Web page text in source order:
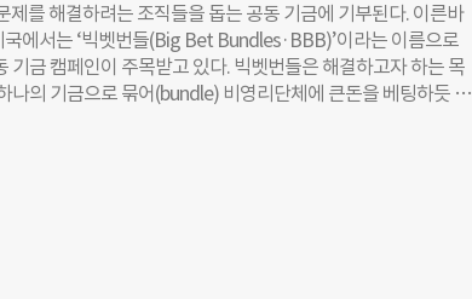
제를 해결하려는 조직들을 돕는 공동 기금에 기부된다. 이른바
국에서는 ‘빅벳번들(Big Bet Bundles·BBB)’이라는 이름으로
기금 캠페인이 주목받고 있다. 빅벳번들은 해결하고자 하는 목
나의 기금으로 묶어(bundle) 비영리단체에 큰돈을 베팅하듯 기